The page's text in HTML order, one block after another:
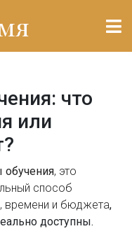
что
или
, это
способ
времени и бюджета,
доступны.